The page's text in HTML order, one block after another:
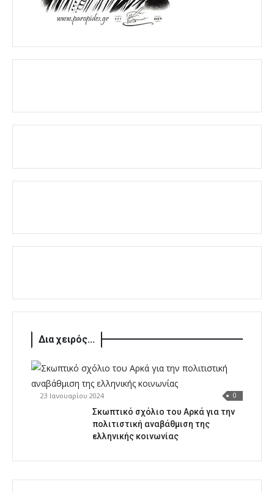
Δια χειρός...
23 Ιανουαρίου 2024 0
Σκωπτικό σχόλιο του Αρκά για την
πολιτιστική αναβάθμιση της
ελληνικής κοινωνίας